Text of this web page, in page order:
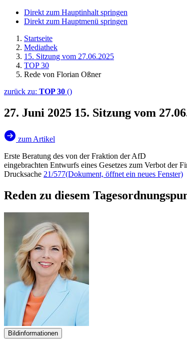
Direkt zum Hauptinhalt springen
Direkt zum Hauptmenü springen
Startseite
Mediathek
15. Sitzung vom 27.06.2025
TOP 30
Rede von Florian Oßner
zurück zu: TOP 30 ()
27. Juni 2025 15. Sitzung vom
zum Artikel
Erste Beratung des von der Fraktion der AfD
eingebrachten Entwurfs eines Gesetzes zum Verbot der
Drucksache 21/577(Dokument, öffnet ein neues Fenster)
Reden zu diesem
Bildinformationen